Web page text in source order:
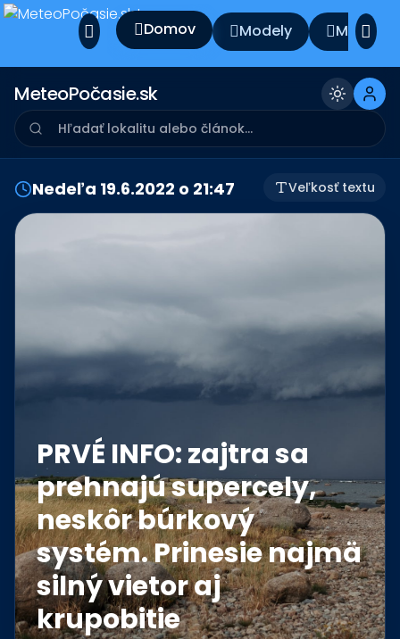
Domov Modely Meteo
MeteoPočasie.sk
Nedeľa 19.6.2022 o 21:47 Veľkosť textu
PRVÉ INFO: zajtra sa
prehnajú supercely,
neskôr búrkový
systém. Prinesie najmä
silný vietor aj
krupobitie